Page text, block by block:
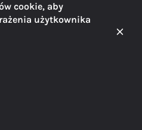
etapie zakupu
cookie, aby
użytkownika